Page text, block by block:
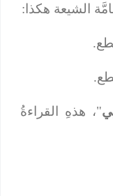
الشيعة هكذا:
"، هذهِ القراءةُ